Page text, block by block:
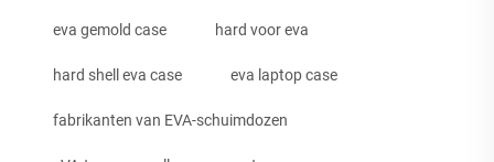
eva gemold case hard voor eva
hard shell eva case eva laptop case
fabrikanten van EVA-schuimdozen